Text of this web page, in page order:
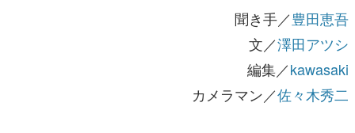
聞き手／豊田恵吾
文／澤田アツシ
編集／kawasaki
カメラマン／佐々木秀二